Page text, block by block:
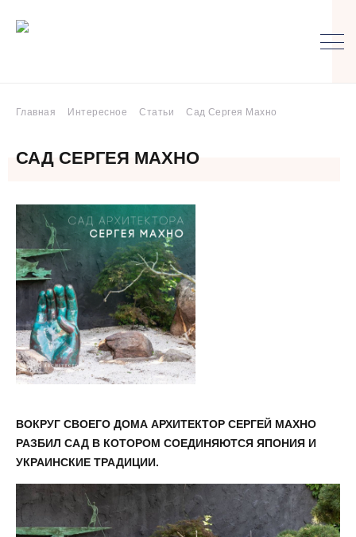
Главная Интересное Статьи Сад Сергея Махно
САД СЕРГЕЯ МАХНО
ВОКРУГ СВОЕГО ДОМА АРХИТЕКТОР СЕРГЕЙ МАХНО
РАЗБИЛ САД В КОТОРОМ СОЕДИНЯЮТСЯ ЯПОНИЯ И
УКРАИНСКИЕ ТРАДИЦИИ.